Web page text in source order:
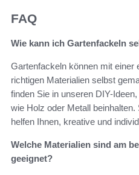
FAQ
Wie kann ich Gartenfackeln
Gartenfackeln können mit einer
richtigen Materialien selbst
finden Sie in unseren DIY-
wie Holz oder Metall
helfen Ihnen, kreative und
Welche Materialien sind am
geeignet?